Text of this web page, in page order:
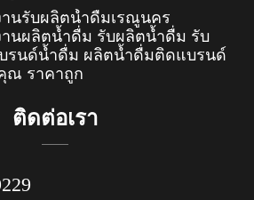
านรับผลิตน้ำดื่มเรณูนคร
านผลิตน้ำดื่ม รับผลิตน้ำดื่ม รับ
รนด์น้ำดื่ม ผลิตน้ำดื่มติดแบรนด์
ณ ราคาถูก
ติดต่อเรา